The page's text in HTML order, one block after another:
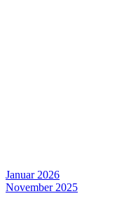
Januar 2026
November 2025